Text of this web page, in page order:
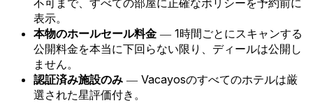
不可まで、すべての部屋に正確なポリシーを予約前に
表示。
本物のホールセール料金 ― 1時間ごとにスキャンする
公開料金を本当に下回らない限り、ディールは公開し
ません。
認証済み施設のみ ― Vacayosのすべてのホテルは厳
選された星評価付き。